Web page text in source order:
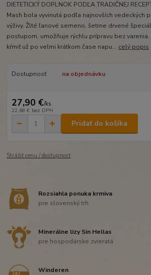
DIETETICKÝ DOPLNOK PODĽA TRADIČNEJ
Mash bola vyvinutá podľa najnovších vedeckých
výživy. Žlté ľanové semeno, šetrne drvené
postupom, umožňuje rýchlu prípravu bez
kŕmiť už po veľmi krátkom čase napu... celý popis
Dostupnosť na objednávku
27,90 €/ks
22,68 € bez DPH
Pridať do košíka
Strážiť cenu / dostupnosť
Rozsiahla ponuka krmiva
pre slovenský trh
Minerálne lizy Sin Hellas
pre hospodárske zvieratá
Winderen